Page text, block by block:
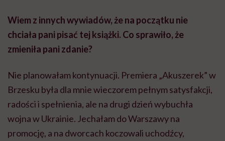
Wiem z innych wywiadów, że na początku nie
chciała pani pisać tej książki. Co sprawiło, że
zmieniła pani zdanie?
Nie planowałam kontynuacji. Premiera „Akuszerek” w
Brzesku była dla mnie wieczorem pełnym satysfakcji,
radości i spełnienia, ale na drugi dzień wybuchła
wojna w Ukrainie. Jechałam do Warszawy na
promocję, a na dworcach koczowali uchodźcy,